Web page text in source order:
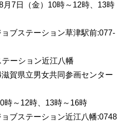
月7日（金）10時～12時、13時
ブステーション草津駅前:077-
ーション近江八幡
滋賀県立男女共同参画センター
時～12時、13時～16時
ブステーション近江八幡:0748